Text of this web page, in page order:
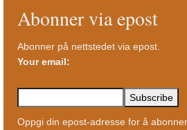
Abonner via epost
Abonner på nettstedet via epost.
Your email:
Oppgi din epost-adresse for å